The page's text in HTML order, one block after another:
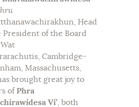
Head
of the Board
Cambridge-
Massachusetts,
brought great joy to
ofPhra
Vi’ , both